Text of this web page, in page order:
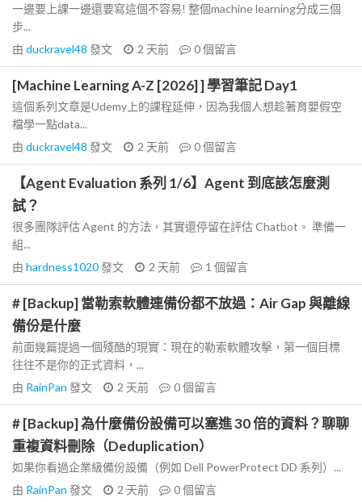
一邊要上課一邊還要寫這個不容易! 整個machine learning分成三個
步...
由 duckravel48 發文 2 天前 0個留言
[Machine Learning A-Z [2026] ] 學習筆記 Day1
這個系列文章是Udemy上的課程延伸，因為我個人想趁著育嬰假空
檔學一點data...
由 duckravel48 發文 2 天前 0個留言
【Agent Evaluation 系列 1/6】Agent 到底該怎麼測
試？
很多團隊評估 Agent 的方法，其實還停留在評估 Chatbot。 準備一
組...
由 hardness1020發文 2 天前 1 個留言
# [Backup] 當勒索軟體連備份都不放過：Air Gap 與離線
備份是什麼
前面幾篇提過一個殘酷的現實：現在的勒索軟體攻擊，第一個目標
往往不是你的正式資料，...
由 RainPan 發文 2 天前 0個留言
# [Backup] 為什麼備份設備可以塞進 30 倍的資料？聊聊
重複資料刪除（Deduplication）
如果你看過企業級備份設備（例如 Dell PowerProtect DD 系列）...
由 RainPan 發文 2 天前 0個留言